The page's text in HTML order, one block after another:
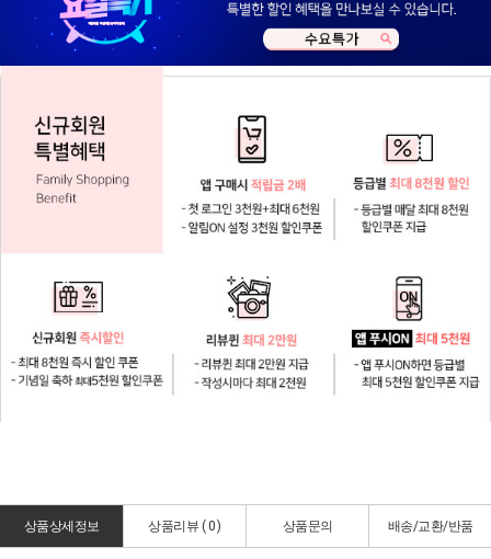
상품상세정보 상품리뷰 ( 0) 상품문의 배송/교환/반품